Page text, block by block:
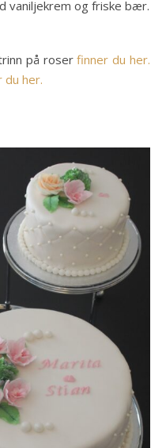
vaniljekrem og friske bær.
på roserfinner du her.
du her.